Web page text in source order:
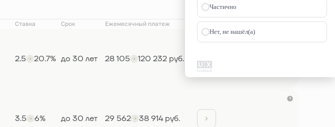
Ставка Срок
Ежемесячный платеж
2.5 20.7% до 30 лет 28 105 120 232 руб.
3.5 6% до 30 лет 29 562 38 914 руб.
Частично
Нет, не нашёл(а)